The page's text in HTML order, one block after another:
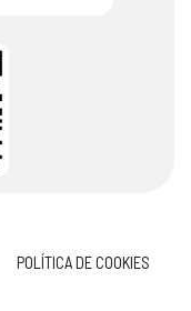
POLÍTICA DE COOKIES